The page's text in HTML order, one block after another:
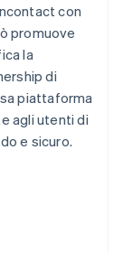
con
promuove
la
di
piattaforma
agli utenti di
e sicuro.